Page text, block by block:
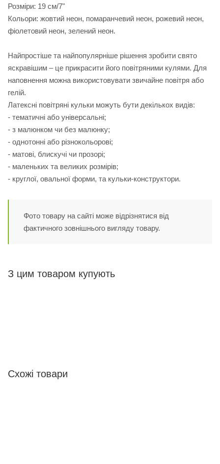
Розміри: 19 см/7"
Кольори: жовтий неон, помаранчевий неон, рожевий неон,
фіолетовий неон, зелений неон.
Найпростіше та найпопулярніше рішення зробити свято
яскравішим – це прикрасити його повітряними кулями. Для
наповнення можна використовувати звичайне повітря або
гелій.
Латексні повітряні кульки можуть бути декількох видів:
- тематичні або універсальні;
- з малюнком чи без малюнку;
- однотонні або різнокольорові;
- матові, блискучі чи прозорі;
- маленьких та великих розмірів;
- круглої, овальної форми, та кульки-конструктори.
Фото товару на сайті може відрізнятися від
фактичного зовнішнього вигляду товару.
З цим товаром купують
Схожі товари